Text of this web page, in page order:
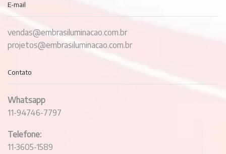
E-mail
vendas@embrasiluminacao.com.br
projetos@embrasiluminacao.com.br
Contato
Whatsapp
11-94746-7797
Telefone:
11-3605-1589